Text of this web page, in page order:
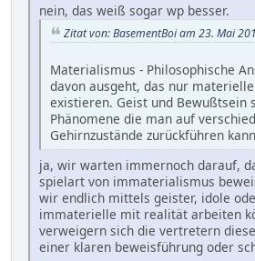
nein, das weiß sogar wp besser.
Zitat von: BasementBoi am 23. Mai
Materialismus - Philosophische
davon ausgeht, das nur
existieren. Geist und Bewußtsein
Phänomene die man auf
Gehirnzustände zurückführen
ja, wir warten immernoch darauf,
spielart von immaterialismus
wir endlich mittels geister, idole
immaterielle mit realität arbeiten
verweigern sich die vertretern
einer klaren beweisführung oder